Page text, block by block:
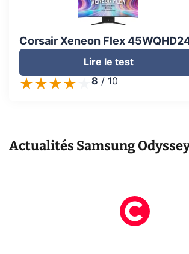
Corsair Xeneon Flex
Lire le test
8 / 10
Actualités Samsung